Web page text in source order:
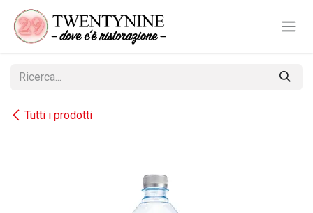
Passa al contenuto
Tutti i prodotti